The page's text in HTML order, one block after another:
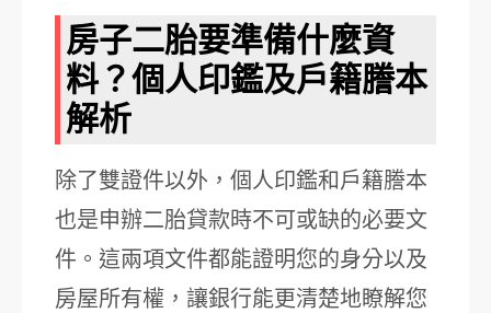
房子二胎要準備什麼資
料？個人印鑑及戶籍謄本
解析
除了雙證件以外，個人印鑑和戶籍謄本
也是申辦二胎貸款時不可或缺的必要文
件。這兩項文件都能證明您的身分以及
房屋所有權，讓銀行能更清楚地瞭解您